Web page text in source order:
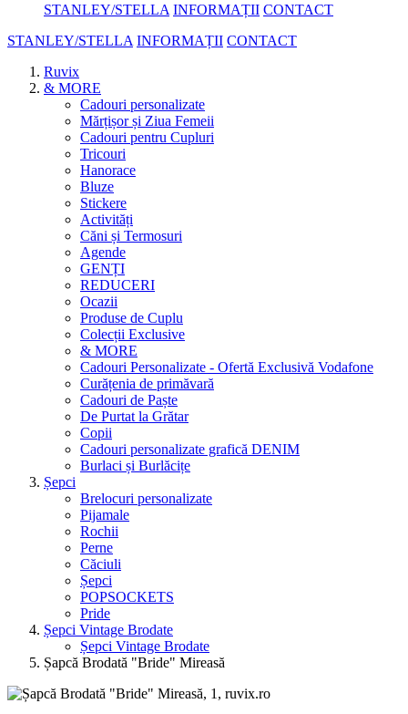
STANLEY/STELLA INFORMAȚII CONTACT
STANLEY/STELLA INFORMAȚII CONTACT
Ruvix
& MORE
Cadouri personalizate
Mărțișor și Ziua Femeii
Cadouri pentru Cupluri
Tricouri
Hanorace
Bluze
Stickere
Activități
Căni și Termosuri
Agende
GENȚI
REDUCERI
Ocazii
Produse de Cuplu
Colecții Exclusive
& MORE
Cadouri Personalizate - Ofertă Exclusivă Vodafone
Curățenia de primăvară
Cadouri de Paște
De Purtat la Grătar
Copii
Cadouri personalizate grafică DENIM
Burlaci și Burlăcițe
Șepci
Brelocuri personalizate
Pijamale
Rochii
Perne
Căciuli
Șepci
POPSOCKETS
Pride
Șepci Vintage Brodate
Șepci Vintage Brodate
Șapcă Brodată "Bride" Mireasă